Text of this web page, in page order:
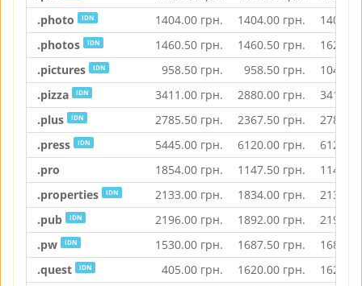
.photo
IDN 1404.00 грн. 1404.00 грн.
1404.00
.photos
IDN 1460.50 грн. 1460.50 грн.
1626.00
.pictures
IDN 958.50 грн. 958.50 грн.
1044.00
.pizza
IDN 3411.00 грн. 2880.00 грн.
3411.00
.plus
IDN 2785.50 грн. 2367.50 грн.
2785.50
.press
IDN 5445.00 грн. 6120.00 грн.
6120.00
.pro
1854.00 грн. 1147.50 грн.
1147.50
.properties
IDN 2133.00 грн. 1834.00 грн.
2133.00
.pub
IDN 2196.00 грн. 1892.00 грн.
2196.00
.pw
IDN 1530.00 грн. 1687.50 грн.
1687.50
.quest
IDN 405.00 грн. 1620.00 грн.
1620.00